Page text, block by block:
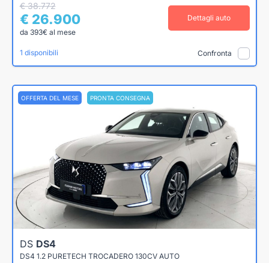
€ 38.772
€ 26.900
da 393€ al mese
Dettagli auto
1 disponibili Confronta
OFFERTA DEL MESE PRONTA CONSEGNA
DS DS4
DS4 1.2 PURETECH TROCADERO 130CV AUTO